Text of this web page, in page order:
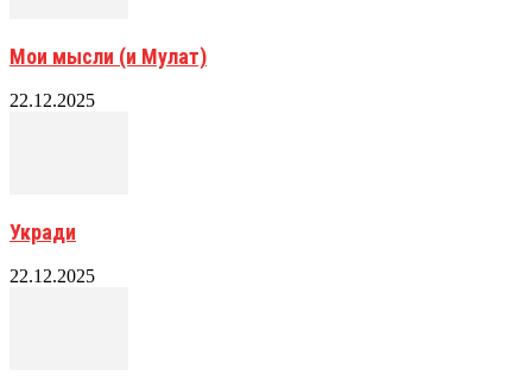
Мои мысли (и Мулат)
22.12.2025
Укради
22.12.2025